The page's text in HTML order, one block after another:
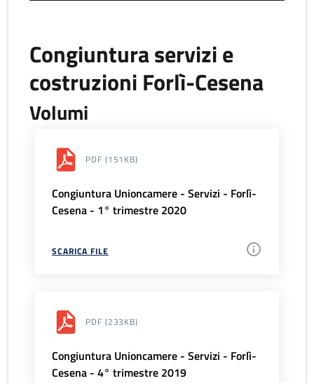
Congiuntura servizi e
costruzioni Forlì-Cesena
Volumi
PDF (151KB)
Congiuntura Unioncamere - Servizi - Forlì-
Cesena - 1° trimestre 2020
SCARICA FILE
PDF (233KB)
Congiuntura Unioncamere - Servizi - Forlì-
Cesena - 4° trimestre 2019